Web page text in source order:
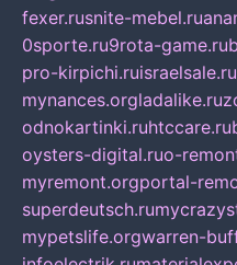
fexer.rusnite-mebel.ru
0sporte.ru9rota-game.ru
pro-kirpichi.ruisraelsale.ru
mynances.orgladalike.ru
odnokartinki.ruhtccare.ru
oysters-digital.ruo-
myremont.orgportal-
superdeutsch.ru
mypetslife.orgwarren-